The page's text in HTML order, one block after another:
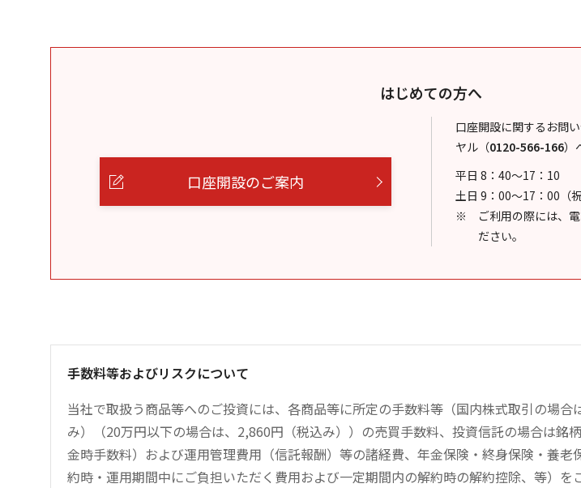
はじめての方へ
口座開設のご案内
口座開設に関するお問
ヤル （0120-566-166）
平日 8：40～17：10
土日 9：00～17：00（
ご利用の際には、
ださい。
手数料等およびリスクについて
当社で取扱う商品等へのご投資には、各商品等に所定の手数料等（国内株式取引の場
み）（20万円以下の場合は、2,860円（税込み））の売買手数料、投資信託の場合は銘
金時手数料）および運用管理費用（信託報酬）等の諸経費、年金保険・終身保険・養
約時・運用期間中にご負担いただく費用および一定期間内の解約時の解約控除、等）を